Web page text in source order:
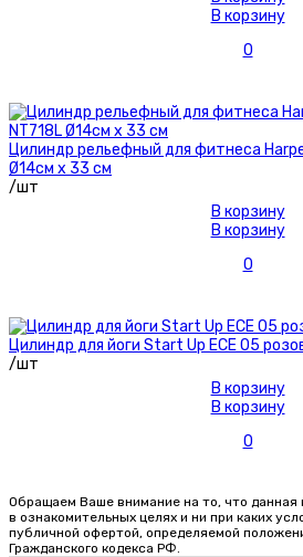
В корзину
0
Цилиндр рельефный для фитнеса
Ø14см х 33 см
/шт
В корзину
В корзину
0
Цилиндр для йоги Start Up ЕСЕ 05
/шт
В корзину
В корзину
0
Обращаем Ваше внимание на то, что данная
в ознакомительных целях и ни при каких
публичной офертой, определяемой
Гражданского кодекса РФ.